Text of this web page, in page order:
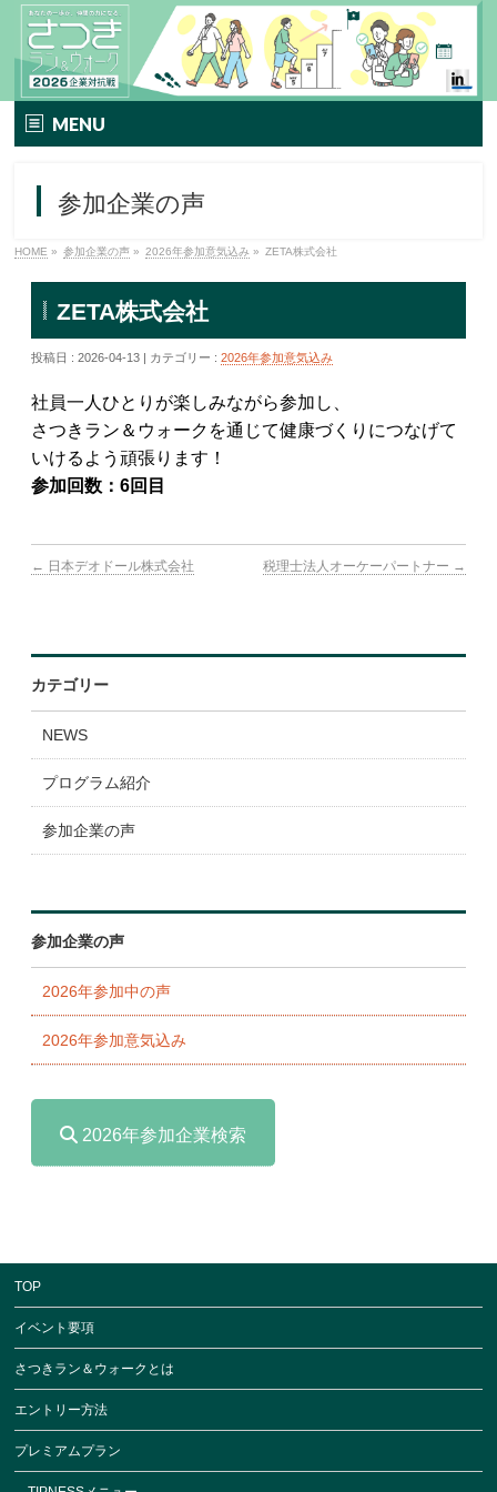
MENU
エントリー方法
TIPNESSメニュー
参加特典
参加企業
よくある質問
参加企業の声
HOME » 参加企業の声 » 2026年参加意気込み » ZETA株式会社
ZETA株式会社
投稿日 : 2026-04-13 | カテゴリー :2026年参加意気込み
社員一人ひとりが楽しみながら参加し、
さつきラン＆ウォークを通じて健康づくりにつなげて
いけるよう頑張ります！
参加回数：6回目
← 日本デオドール株式会社 税理士法人オーケーパートナー →
カテゴリー
NEWS
プログラム紹介
参加企業の声
参加企業の声
2026年参加中の声
2026年参加意気込み
2026年参加企業検索
TOP
イベント要項
さつきラン＆ウォークとは
エントリー方法
プレミアムプラン